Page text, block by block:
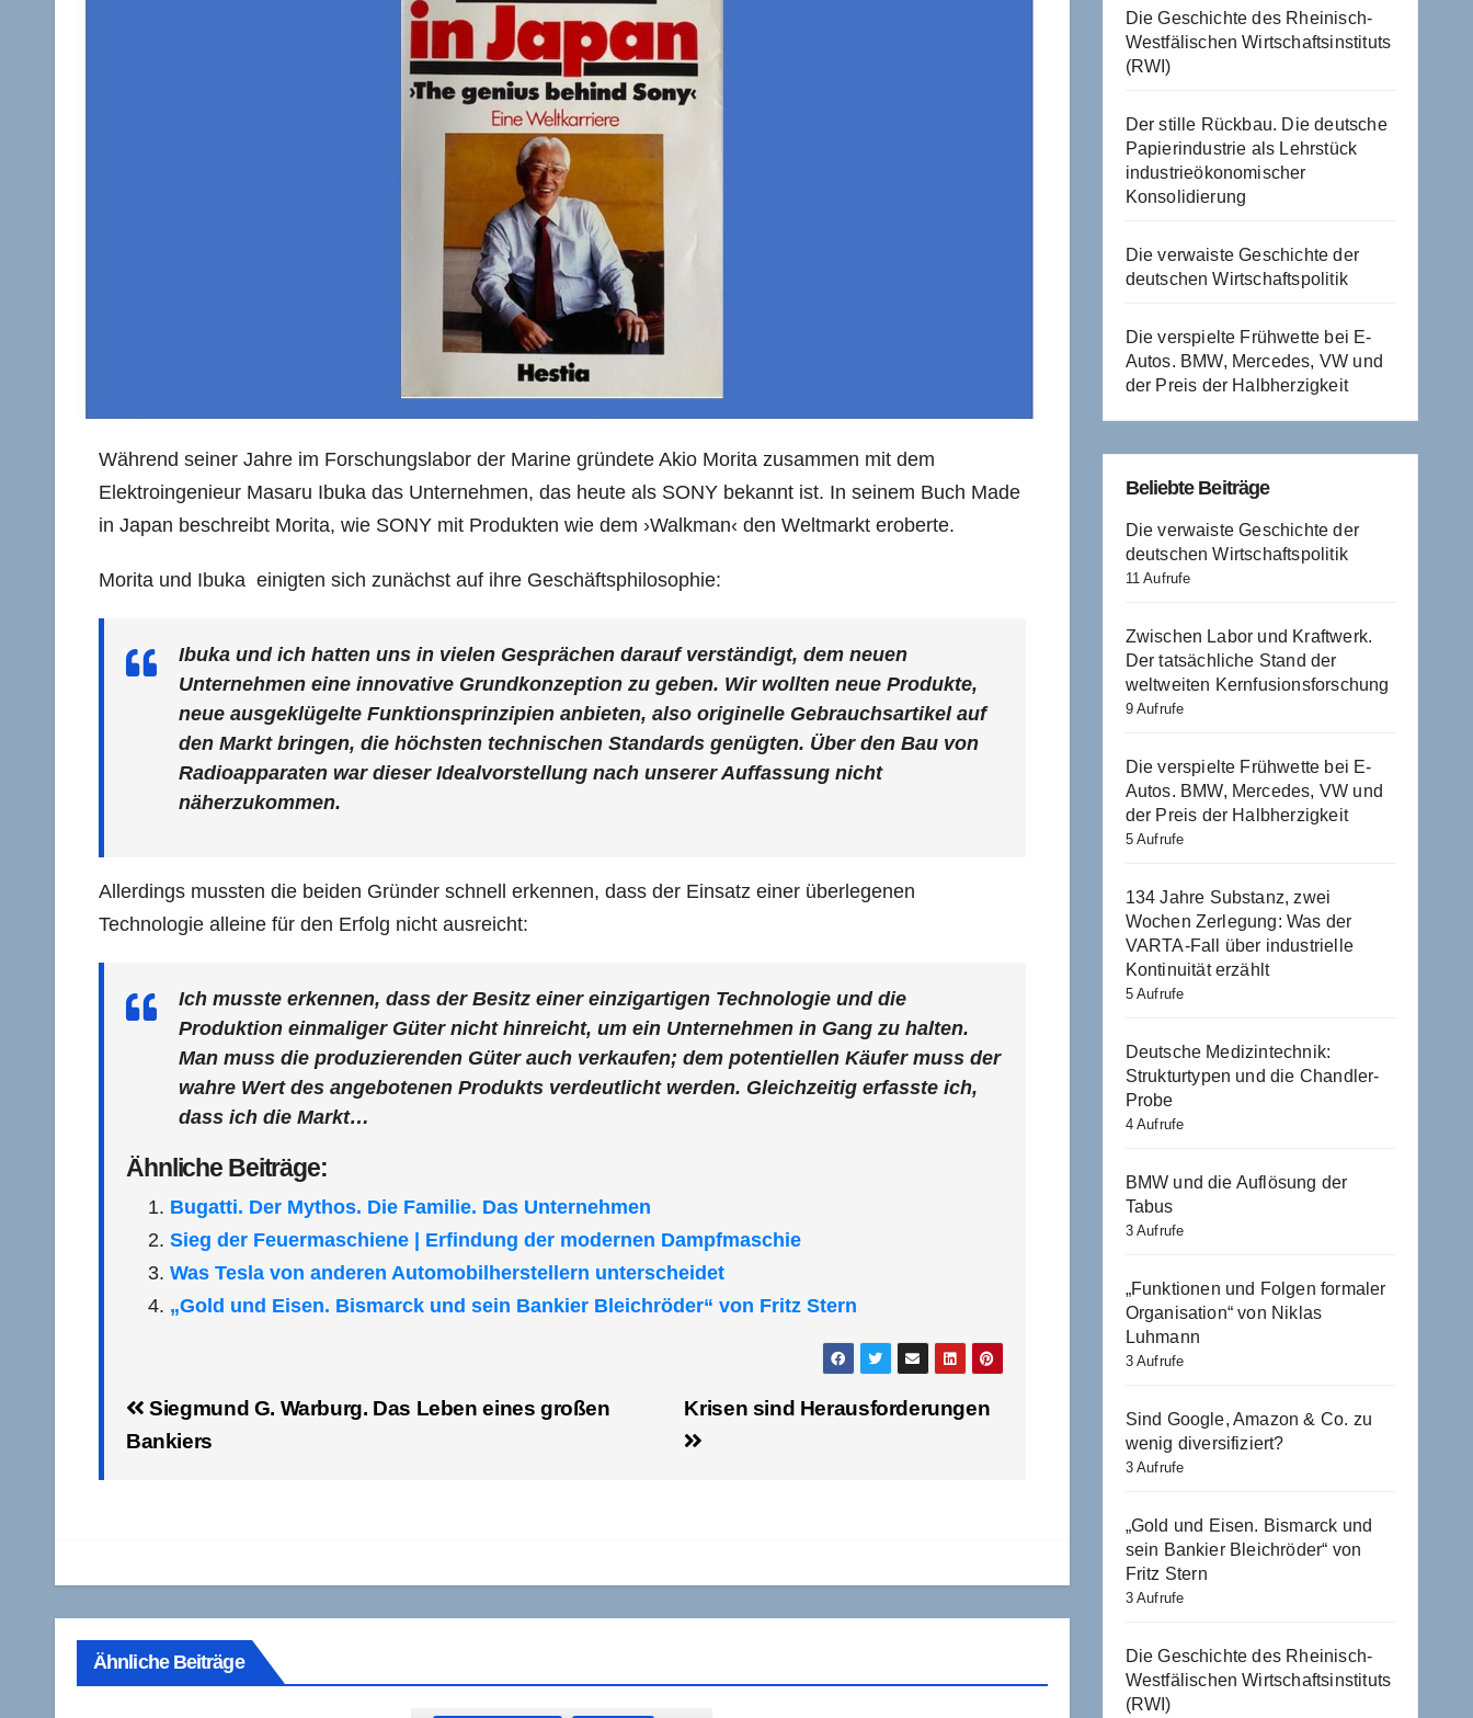
Während seiner Jahre im Forschungslabor der Marine gründete Akio Morita zusammen mit dem
Elektroingenieur Masaru Ibuka das Unternehmen, das heute als SONY bekannt ist. In seinem Buch Made
in Japan beschreibt Morita, wie SONY mit Produkten wie dem ›Walkman‹ den Weltmarkt eroberte.
Morita und Ibuka einigten sich zunächst auf ihre Geschäftsphilosophie:
Ibuka und ich hatten uns in vielen Gesprächen darauf verständigt, dem neuen
Unternehmen eine innovative Grundkonzeption zu geben. Wir wollten neue Produkte,
neue ausgeklügelte Funktionsprinzipien anbieten, also originelle Gebrauchsartikel auf
den Markt bringen, die höchsten technischen Standards genügten. Über den Bau von
Radioapparaten war dieser Idealvorstellung nach unserer Auffassung nicht
näherzukommen.
Allerdings mussten die beiden Gründer schnell erkennen, dass der Einsatz einer überlegenen
Technologie alleine für den Erfolg nicht ausreicht:
Ich musste erkennen, dass der Besitz einer einzigartigen Technologie und die
Produktion einmaliger Güter nicht hinreicht, um ein Unternehmen in Gang zu halten.
Man muss die produzierenden Güter auch verkaufen; dem potentiellen Käufer muss der
wahre Wert des angebotenen Produkts verdeutlicht werden. Gleichzeitig erfasste ich,
dass ich die Markt…
Ähnliche Beiträge:
Bugatti. Der Mythos. Die Familie. Das Unternehmen
Sieg der Feuermaschiene | Erfindung der modernen Dampfmaschie
Was Tesla von anderen Automobilherstellern unterscheidet
„Gold und Eisen. Bismarck und sein Bankier Bleichröder“ von Fritz Stern
Beitragsnavigation Krisen sind Herausforderungen
Siegmund G. Warburg. Das Leben eines großen
Bankiers
Ähnliche Beiträge
Die Geschichte des Rheinisch-
Westfälischen Wirtschaftsinstituts
(RWI)
Der stille Rückbau. Die deutsche
Papierindustrie als Lehrstück
industrieökonomischer
Konsolidierung
Die verwaiste Geschichte der
deutschen Wirtschaftspolitik
Die verspielte Frühwette bei E-
Autos. BMW, Mercedes, VW und
der Preis der Halbherzigkeit
Beliebte Beiträge
Die verwaiste Geschichte der
deutschen Wirtschaftspolitik
11 Aufrufe
Zwischen Labor und Kraftwerk.
Der tatsächliche Stand der
weltweiten Kernfusionsforschung
9 Aufrufe
Die verspielte Frühwette bei E-
Autos. BMW, Mercedes, VW und
der Preis der Halbherzigkeit
5 Aufrufe
134 Jahre Substanz, zwei
Wochen Zerlegung: Was der
VARTA-Fall über industrielle
Kontinuität erzählt
5 Aufrufe
Deutsche Medizintechnik:
Strukturtypen und die Chandler-
Probe
4 Aufrufe
BMW und die Auflösung der
Tabus
3 Aufrufe
„Funktionen und Folgen formaler
Organisation“ von Niklas
Luhmann
3 Aufrufe
Sind Google, Amazon & Co. zu
wenig diversifiziert?
3 Aufrufe
„Gold und Eisen. Bismarck und
sein Bankier Bleichröder“ von
Fritz Stern
3 Aufrufe
Die Geschichte des Rheinisch-
Westfälischen Wirtschaftsinstituts
(RWI)